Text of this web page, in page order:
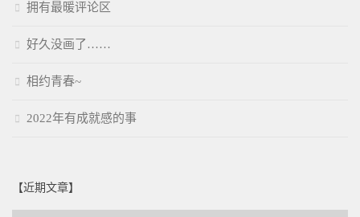
拥有最暖评论区
好久没画了……
相约青春~
2022年有成就感的事
【近期文章】